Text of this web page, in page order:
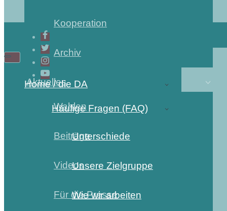
Kooperation
Archiv
Aktuelles
Wahlen
Beiträge
Videos
Für die Presse
Home / die DA
Häufige Fragen (FAQ)
Unterschiede
Unsere Zielgruppe
Wie wir arbeiten